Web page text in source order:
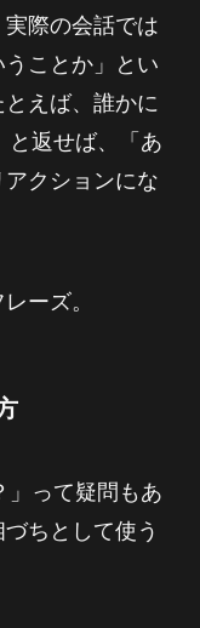
際の会話では
うことか」とい
えば、誰かに
と返せば、「あ
クションにな
ーズ。
」って疑問もあ
ちとして使う